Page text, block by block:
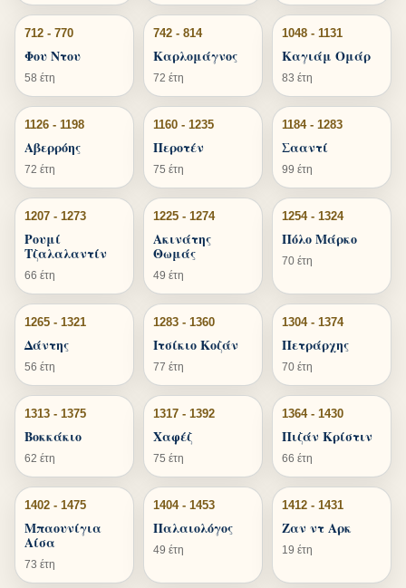
712 - 770
Φου Ντου
58 έτη
742 - 814
Καρλομάγνος
72 έτη
1048 - 1131
Καγιάμ Ομάρ
83 έτη
1126 - 1198
Αβερρόης
72 έτη
1160 - 1235
Περοτέν
75 έτη
1184 - 1283
Σααντί
99 έτη
1207 - 1273
Ρουμί
Τζαλαλαντίν
66 έτη
1225 - 1274
Ακινάτης
Θωμάς
49 έτη
1254 - 1324
Πόλο Μάρκο
70 έτη
1265 - 1321
Δάντης
56 έτη
1283 - 1360
Ιτσίκιο Κοζάν
77 έτη
1304 - 1374
Πετράρχης
70 έτη
1313 - 1375
Βοκκάκιο
62 έτη
1317 - 1392
Χαφέζ
75 έτη
1364 - 1430
Πιζάν Κρίστιν
66 έτη
1402 - 1475
Μπαουνίγια
Αίσα
73 έτη
1404 - 1453
Παλαιολόγος
49 έτη
1412 - 1431
Ζαν ντ Αρκ
19 έτη